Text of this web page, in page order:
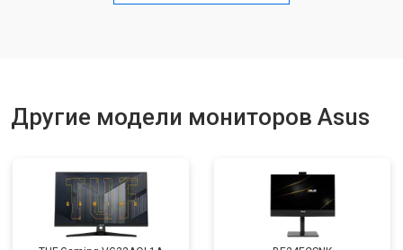
Другие модели мониторов Asus